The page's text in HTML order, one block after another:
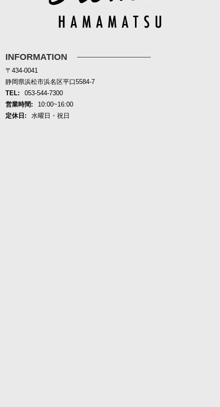
INFORMATION
〒434-0041
静岡県浜松市浜名区平口5584-7
TEL:
053-544-7300
営業時間:
10:00~16:00
定休日:
水曜日・祝日